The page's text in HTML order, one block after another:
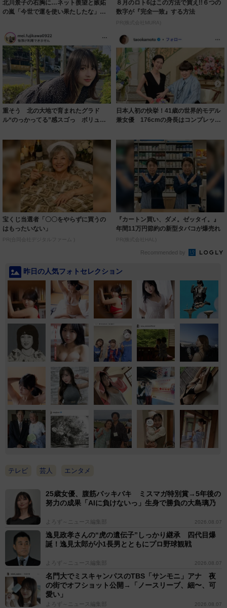
北川景子の右胸に…ネット羨望と嫉妬
の嵐「今世で運を使い果たしたな」
８月のロト6はこの方法で買え!!６つの
数字が『完全一致』する方法
PR(株式会社MURA)
重そう 北の大地で育まれたグラド
ル“のっかってる”感スゴっ ボリュー
日本人初の快挙！41歳の世界的モデル
兼女優 176cmの身長はコンプレック
宝くじ当選者「〇〇をやらずに買うの
はもったいない」
PR(合同会社デジタルファーム )
『カートン買い、ダメ。ゼッタイ。』
年間11万円節約の新型タバコが爆売れ
PR(株式会社HAL)
Recommended by
昨日の人気フォトセレクション
テレビ 芸人 エンタメ
25歳女優、腹筋バッキバキ ミスマガ特別賞→5年後の
努力の成果「AIに負けないっ」生身で勝負の大島璃乃
よろず～ニュース編集部 2026.08.07
逸見政孝さんの“虎の遺伝子”しっかり継承 四代目爆
誕！逸見太郎が小1長男とともにプロ野球観戦
よろず～ニュース編集部 2026.08.07
名門大でミスキャンパスのTBS「サンモニ」アナ 夜
の街でオフショット公開→「ノースリーブ、細〜、可
愛い」
よろず～ニュース編集部 2026.08.07